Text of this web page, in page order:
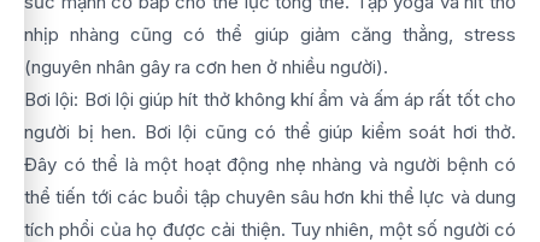
nhịp nhàng cũng có thể giúp giảm căng thẳng, stress
(nguyên nhân gây ra cơn hen ở nhiều người).
Bơi lội: Bơi lội giúp hít thở không khí ẩm và ấm áp rất tốt cho
người bị hen. Bơi lội cũng có thể giúp kiểm soát hơi thở.
Đây có thể là một hoạt động nhẹ nhàng và người bệnh có
thể tiến tới các buổi tập chuyên sâu hơn khi thể lực và dung
tích phổi của họ được cải thiện. Tuy nhiên, một số người có